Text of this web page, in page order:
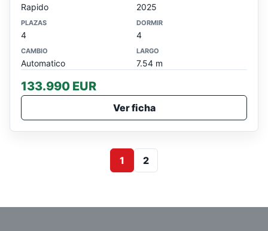
Rapido 2025
PLAZAS
4
DORMIR
4
CAMBIO
Automatico
LARGO
7.54 m
133.990 EUR
Ver ficha
1 2